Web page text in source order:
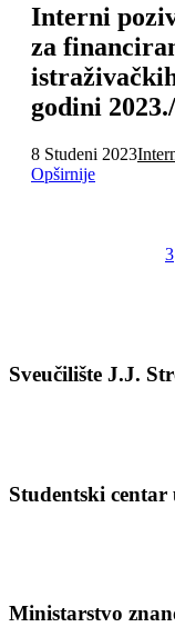
Interni
za
godini
8 Studeni 2023
Opširnije
3
Sveučilište J.J.
Studentski centar
Ministarstvo